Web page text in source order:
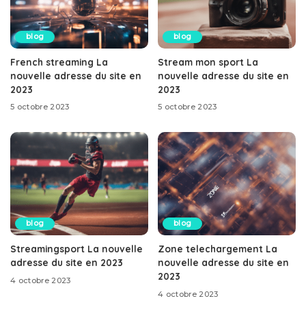
blog
French streaming La
nouvelle adresse du site en
2023
5 octobre 2023
blog
Stream mon sport La
nouvelle adresse du site en
2023
5 octobre 2023
blog
Streamingsport La nouvelle
adresse du site en 2023
4 octobre 2023
blog
Zone telechargement La
nouvelle adresse du site en
2023
4 octobre 2023